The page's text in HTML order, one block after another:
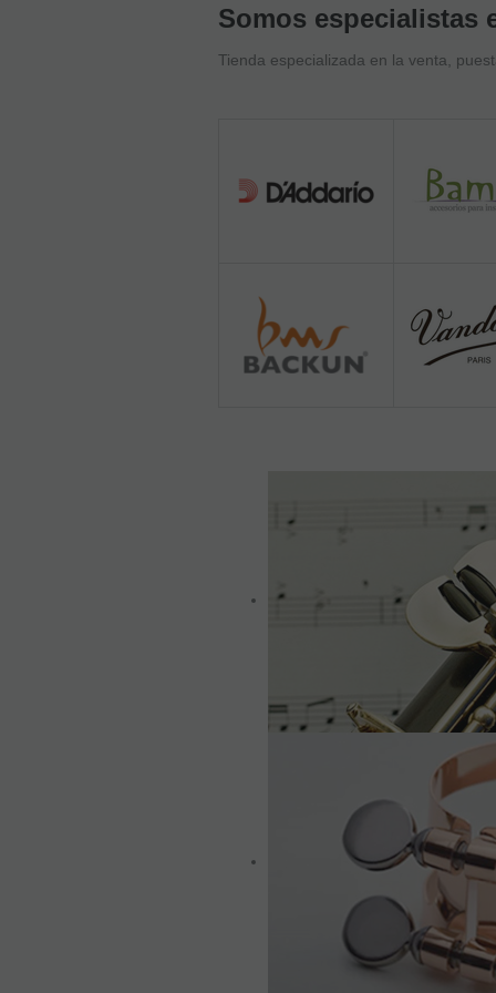
Somos especialistas
Tienda especializada en la venta,